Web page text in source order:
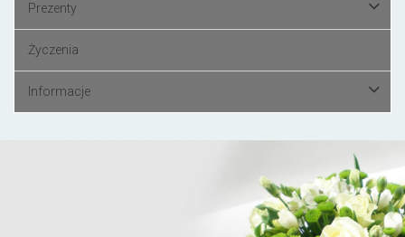
Prezenty
Życzenia
Informacje